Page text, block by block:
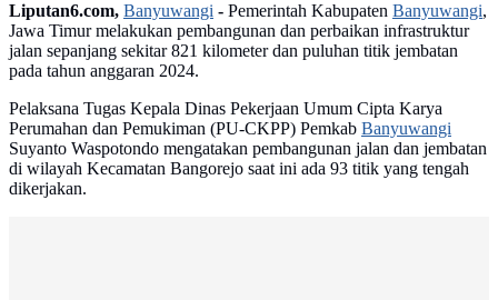
Liputan6.com, Banyuwangi - Pemerintah Kabupaten Banyuwangi,
Jawa Timur melakukan pembangunan dan perbaikan infrastruktur
jalan sepanjang sekitar 821 kilometer dan puluhan titik jembatan
pada tahun anggaran 2024.
Pelaksana Tugas Kepala Dinas Pekerjaan Umum Cipta Karya
Perumahan dan Pemukiman (PU-CKPP) Pemkab Banyuwangi
Suyanto Waspotondo mengatakan pembangunan jalan dan jembatan
di wilayah Kecamatan Bangorejo saat ini ada 93 titik yang tengah
dikerjakan.